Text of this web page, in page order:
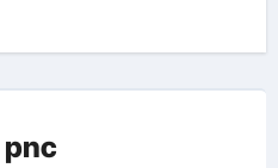
pnc